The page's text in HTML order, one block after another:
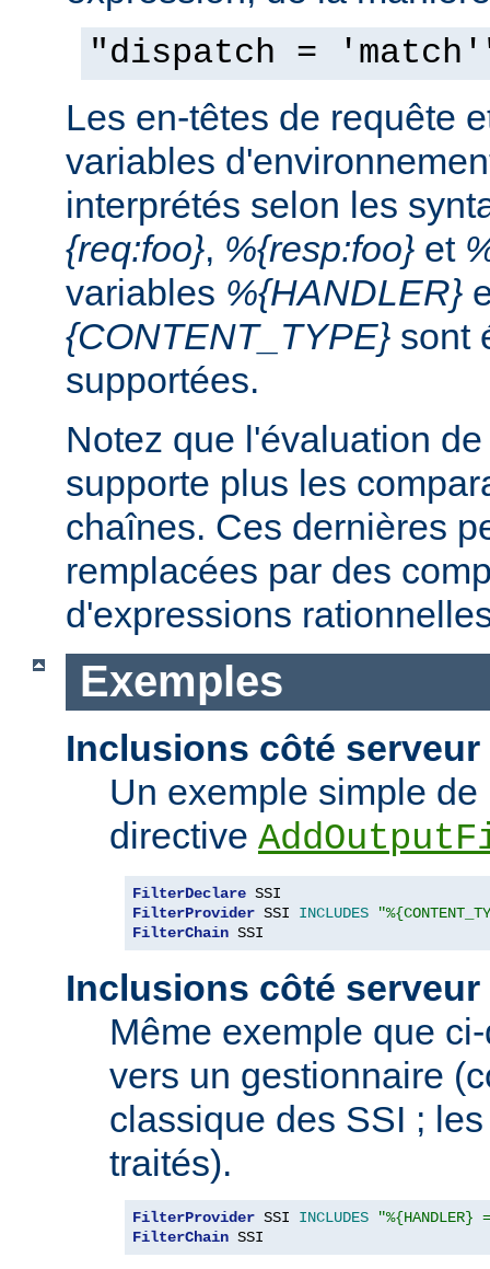
"dispatch =
Les en-têtes de requête
variables
interprétés selon les
{req:foo}, %{resp:foo} et
variables %{HANDLER}
{CONTENT_TYPE} sont
supportées.
Notez que l'évaluation
supporte plus les
chaînes. Ces dernières
remplacées par des
d'expressions
Exemples
Inclusions côté serveur
Un exemple simple
directive
FilterDeclare
FilterProvider SSI INCLUDES
FilterChain SSI
Inclusions côté serveur
Même exemple que
vers un gestionnaire
classique des SSI ;
traités).
FilterProvider SSI INCLUDES
FilterChain SSI